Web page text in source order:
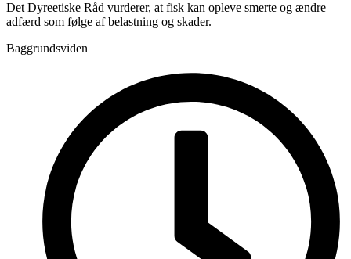
Det Dyreetiske Råd vurderer, at fisk kan opleve smerte og ændre
adfærd som følge af belastning og skader.
Baggrundsviden